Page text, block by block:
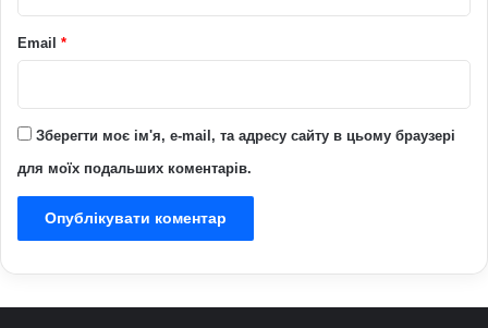
Email *
Зберегти моє ім'я, e-mail, та адресу сайту в цьому браузері
для моїх подальших коментарів.